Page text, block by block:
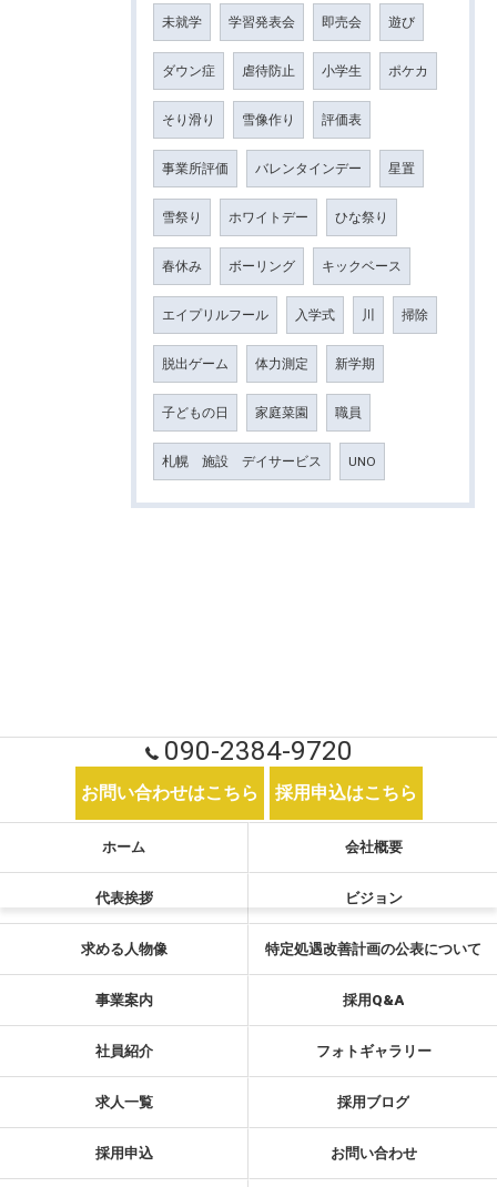
未就学 学習発表会 即売会 遊び
ダウン症 虐待防止 小学生 ポケカ
そり滑り 雪像作り 評価表
事業所評価 バレンタインデー 星置
雪祭り ホワイトデー ひな祭り
春休み ボーリング キックベース
エイプリルフール 入学式 川 掃除
脱出ゲーム 体力測定 新学期
子どもの日 家庭菜園 職員
札幌 施設 デイサービス UNO
090-2384-9720
お問い合わせはこちら 採用申込はこちら
ホーム 会社概要
代表挨拶 ビジョン
求める人物像 特定処遇改善計画の公表について
事業案内 採用Q&A
社員紹介 フォトギャラリー
求人一覧 採用ブログ
採用申込 お問い合わせ